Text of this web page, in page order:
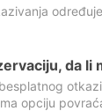
da li
opciju